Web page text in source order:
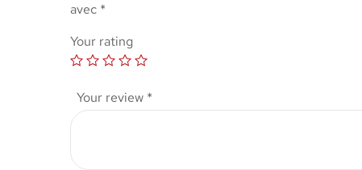
avec *
Your rating
Your review *